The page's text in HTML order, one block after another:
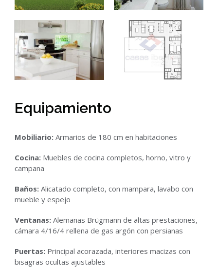
Equipamiento
Mobiliario: Armarios de 180 cm en habitaciones
Cocina: Muebles de cocina completos, horno, vitro y
campana
Baños: Alicatado completo, con mampara, lavabo con
mueble y espejo
Ventanas: Alemanas Brügmann de altas prestaciones,
cámara 4/16/4 rellena de gas argón con persianas
Puertas: Principal acorazada, interiores macizas con
bisagras ocultas ajustables